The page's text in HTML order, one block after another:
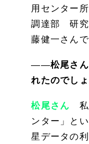
用センター
調達部 研究
藤健一さんで
――松尾さ
れたのでし
松尾さん 私
ンター」と
星データの